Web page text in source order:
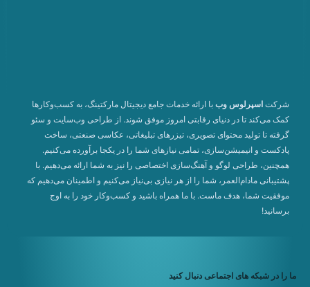
شرکت اسپرلوس وب با ارائه خدمات جامع دیجیتال مارکتینگ، به کسب‌وکارها
کمک می‌کند تا در دنیای رقابتی امروز موفق شوند. از طراحی وب‌سایت و سئو
گرفته تا تولید محتوای تصویری، تیزرهای تبلیغاتی، عکاسی صنعتی، ساخت
پادکست و انیمیشن‌سازی، تمامی نیازهای شما را در یکجا برآورده می‌کنیم.
همچنین، طراحی لوگو و آهنگ‌سازی اختصاصی را نیز به شما ارائه می‌دهیم. با
پشتیبانی مادام‌العمر، شما را از هر نیازی بی‌نیاز می‌کنیم و اطمینان می‌دهیم که
موفقیت شما، هدف ماست. با ما همراه باشید و کسب‌وکار خود را به اوج
برسانید!
ما را در شبکه های اجتماعی دنبال کنید